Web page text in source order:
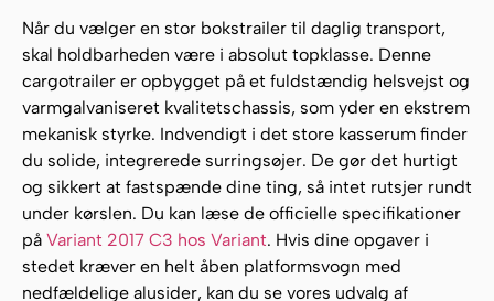
Når du vælger en stor bokstrailer til daglig transport,
skal holdbarheden være i absolut topklasse. Denne
cargotrailer er opbygget på et fuldstændig helsvejst og
varmgalvaniseret kvalitetschassis, som yder en ekstrem
mekanisk styrke. Indvendigt i det store kasserum finder
du solide, integrerede surringsøjer. De gør det hurtigt
og sikkert at fastspænde dine ting, så intet rutsjer rundt
under kørslen. Du kan læse de officielle specifikationer
på Variant 2017 C3 hos Variant. Hvis dine opgaver i
stedet kræver en helt åben platformsvogn med
nedfældelige alusider, kan du se vores udvalg af